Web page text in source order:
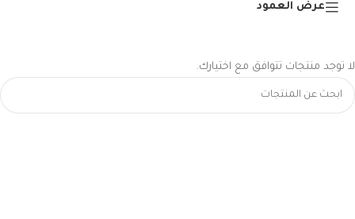
عرض العمود
لا توجد منتجات تتوافق مع اختيارك.